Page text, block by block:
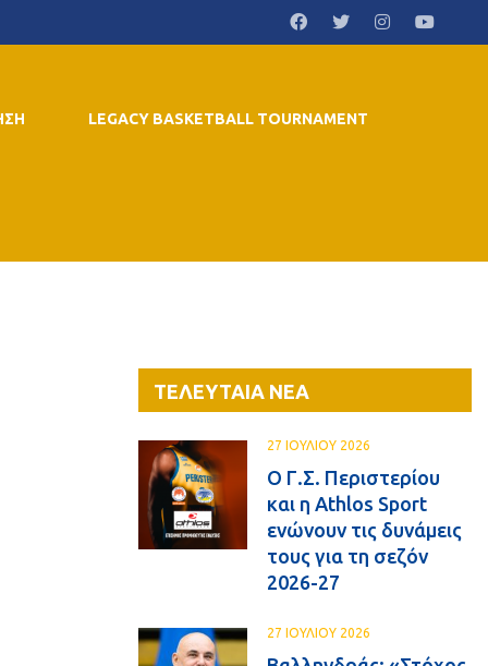
LEGACY BASKETBALL TOURNAMENT
ΤΕΛΕΥΤΑΙΑ ΝΕΑ
27 ΙΟΥΛΙΟΥ 2026
Ο Γ.Σ. Περιστερίου
και η Athlos Sport
ενώνουν τις δυνάμεις
τους για τη σεζόν
2026-27
27 ΙΟΥΛΙΟΥ 2026